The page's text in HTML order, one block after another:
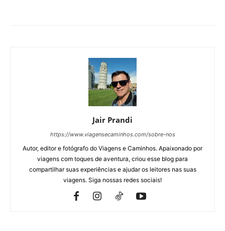
Jair Prandi
https://www.viagensecaminhos.com/sobre-nos
Autor, editor e fotógrafo do Viagens e Caminhos. Apaixonado por
viagens com toques de aventura, criou esse blog para
compartilhar suas experiências e ajudar os leitores nas suas
viagens. Siga nossas redes sociais!